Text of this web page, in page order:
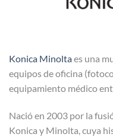
Konica Minoltaes una
equipos de oficina
equipamiento médico
Nació en 2003 por la
Konica y Minolta, cuya